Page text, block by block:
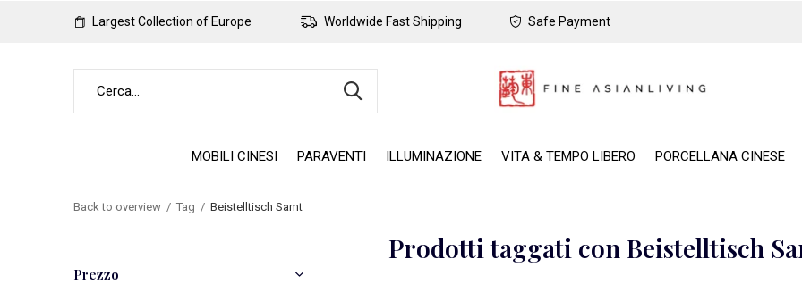
MOBILI CINESI PARAVENTI ILLUMINAZIONE VITA & TEMPO LIBERO PORCELLANA CINESE
Largest Collection of Europe Worldwide Fast Shipping Safe Payment
Back to overview Tag Beistelltisch Samt
Prodotti taggati con Beistelltisch
Prezzo